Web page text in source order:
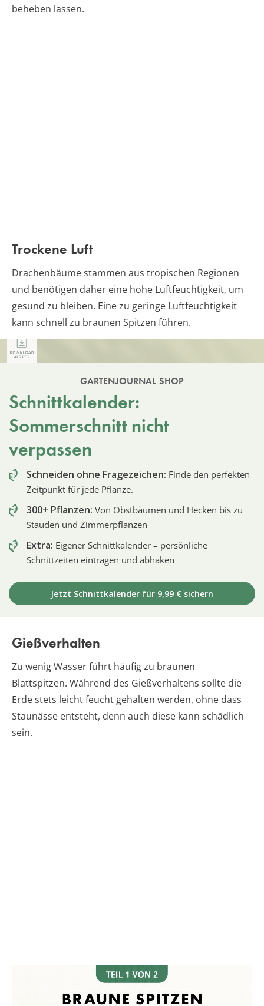
beheben lassen.
Trockene Luft
Drachenbäume stammen aus tropischen Regionen
und benötigen daher eine hohe Luftfeuchtigkeit, um
gesund zu bleiben. Eine zu geringe Luftfeuchtigkeit
kann schnell zu braunen Spitzen führen.
GARTENJOURNAL SHOP
Schnittkalender:
Sommerschnitt nicht
verpassen
Schneiden ohne Fragezeichen: Finde den perfekten
Zeitpunkt für jede Pflanze.
300+ Pflanzen: Von Obstbäumen und Hecken bis zu
Stauden und Zimmerpflanzen
Extra: Eigener Schnittkalender – persönliche
Schnittzeiten eintragen und abhaken
Jetzt Schnittkalender für 9,99 € sichern
Gießverhalten
Zu wenig Wasser führt häufig zu braunen
Blattspitzen. Während des Gießverhaltens sollte die
Erde stets leicht feucht gehalten werden, ohne dass
Staunässe entsteht, denn auch diese kann schädlich
sein.